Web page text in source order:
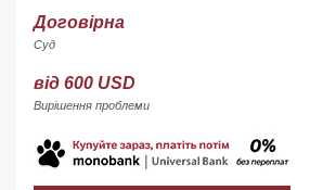
Договірна
Суд
від 600 USD
Вирішення проблеми